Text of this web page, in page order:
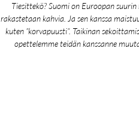
Tiesittekö? Suomi on Euroopan
rakastetaan kahvia. Ja sen kanssa
kuten ”korvapuusti”. Taikinan
opettelemme teidän kanssanne